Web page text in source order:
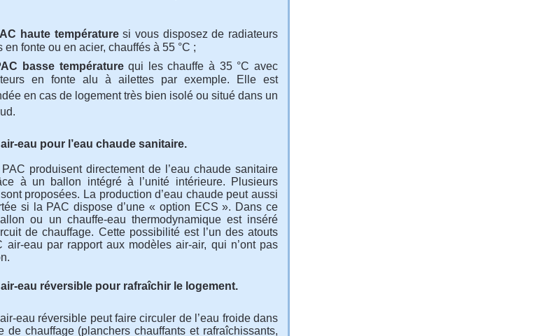
haute températuresi vous disposez de radiateurs
fonte ou en acier, chauffés à 55 °C ;
basse températurequi les chauffe à 35 °C avec
en fonte alu à ailettes par exemple. Elle est
en cas de logement très bien isolé ou situé dans un
eau pour l’eau chaude sanitaire.
produisent directement de l’eau chaude sanitaire
à un ballon intégré à l’unité intérieure. Plusieurs
proposées. La production d’eau chaude peut aussi
si la PAC dispose d’une « option ECS ». Dans ce
ou un chauffe-eau thermodynamique est inséré
de chauffage. Cette possibilité est l’un des atouts
air-eau par rapport aux modèles air-air, qui n’ont pas
eau réversible pour rafraîchir le logement.
eau réversible peut faire circuler de l’eau froide dans
de chauffage (planchers chauffants et rafraîchissants,